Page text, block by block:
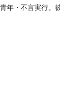
年・不言実行。